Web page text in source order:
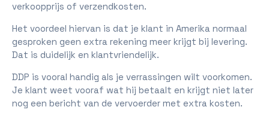
verkoopprijs of verzendkosten.
Het voordeel hiervan is dat je klant in Amerika normaal
gesproken geen extra rekening meer krijgt bij levering.
Dat is duidelijk en klantvriendelijk.
DDP is vooral handig als je verrassingen wilt voorkomen.
Je klant weet vooraf wat hij betaalt en krijgt niet later
nog een bericht van de vervoerder met extra kosten.